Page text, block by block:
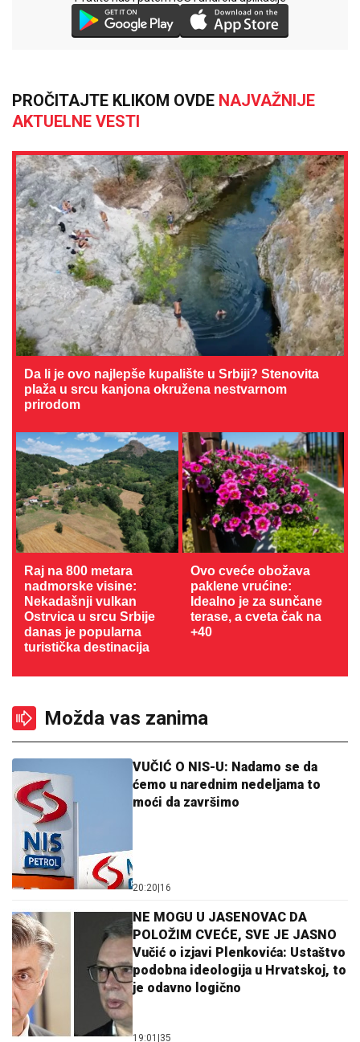
PROČITAJTE KLIKOM OVDE NAJVAŽNIJE
AKTUELNE VESTI
Da li je ovo najlepše kupalište u Srbiji? Stenovita
plaža u srcu kanjona okružena nestvarnom
prirodom
Raj na 800 metara
nadmorske visine:
Nekadašnji vulkan
Ostrvica u srcu Srbije
danas je popularna
turistička destinacija
Ovo cveće obožava
paklene vrućine:
Idealno je za sunčane
terase, a cveta čak na
+40
Možda vas zanima
VUČIĆ O NIS-U: Nadamo se da
ćemo u narednim nedeljama to
moći da završimo
20:20 16
NE MOGU U JASENOVAC DA
POLOŽIM CVEĆE, SVE JE JASNO
Vučić o izjavi Plenkovića: Ustaštvo
podobna ideologija u Hrvatskoj, to
je odavno logično
19:01 35